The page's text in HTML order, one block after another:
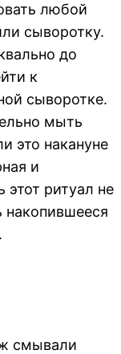
любой
сыворотку.
до
к
сыворотке.
мыть
это накануне
и
этот ритуал не
накопившееся
смывали